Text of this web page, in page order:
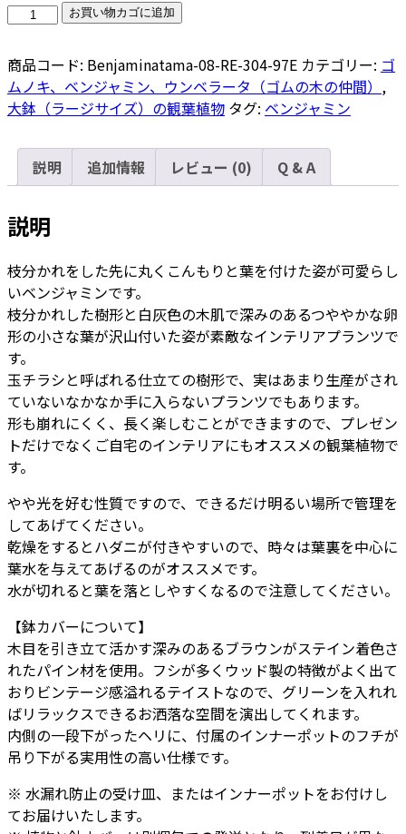
ベ
ジ
ャ
ミ
ン
玉
ラ
8
リ
サ
イ
ク
ル
ウ
ッ
ド
ピ
ラ
(樹
脂
イ
ン
ナ
ー
付)
L
94
個
お買い物カゴに追加
商品コード: Benjaminatama-08-RE-304-97E カテゴリー: ゴ
ムノキ、ベンジャミン、ウンベラータ（ゴムの木の仲間） ,
大鉢（ラージサイズ）の観葉植物 タグ: ベンジャミン
説明 追加情報 レビュー (0) Q & A
説明
枝分かれをした先に丸くこんもりと葉を付けた姿が可愛らし
いベンジャミンです。
枝分かれした樹形と白灰色の木肌で深みのあるつややかな卵
形の小さな葉が沢山付いた姿が素敵なインテリアプランツで
す。
玉チラシと呼ばれる仕立ての樹形で、実はあまり生産がされ
ていないなかなか手に入らないプランツでもあります。
形も崩れにくく、長く楽しむことができますので、プレゼン
トだけでなくご自宅のインテリアにもオススメの観葉植物で
す。
やや光を好む性質ですので、できるだけ明るい場所で管理を
してあげてください。
乾燥をするとハダニが付きやすいので、時々は葉裏を中心に
葉水を与えてあげるのがオススメです。
水が切れると葉を落としやすくなるので注意してください。
【鉢カバーについて】
木目を引き立て活かす深みのあるブラウンがステイン着色さ
れたパイン材を使用。フシが多くウッド製の特徴がよく出て
おりビンテージ感溢れるテイストなので、グリーンを入れれ
ばリラックスできるお洒落な空間を演出してくれます。
内側の一段下がったヘリに、付属のインナーポットのフチが
吊り下がる実用性の高い仕様です。
※ 水漏れ防止の受け皿、またはインナーポットをお付けし
てお届けいたします。